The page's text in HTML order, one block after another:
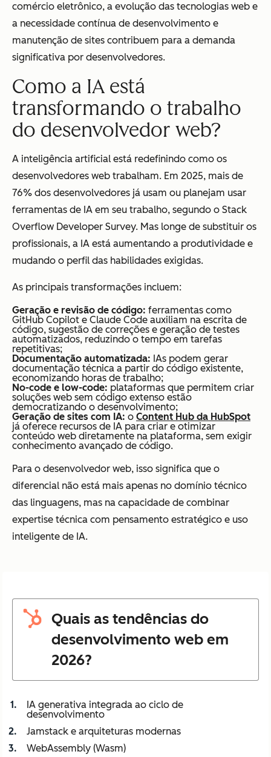
comércio eletrônico, a evolução das tecnologias web e
a necessidade contínua de desenvolvimento e
manutenção de sites contribuem para a demanda
significativa por desenvolvedores.
Como a IA está
transformando o trabalho
do desenvolvedor web?
A inteligência artificial está redefinindo como os
desenvolvedores web trabalham. Em 2025, mais de
76% dos desenvolvedores já usam ou planejam usar
ferramentas de IA em seu trabalho, segundo o Stack
Overflow Developer Survey. Mas longe de substituir os
profissionais, a IA está aumentando a produtividade e
mudando o perfil das habilidades exigidas.
As principais transformações incluem:
Geração e revisão de código: ferramentas como
GitHub Copilot e Claude Code auxiliam na escrita de
código, sugestão de correções e geração de testes
automatizados, reduzindo o tempo em tarefas
repetitivas;
Documentação automatizada: IAs podem gerar
documentação técnica a partir do código existente,
economizando horas de trabalho;
No-code e low-code: plataformas que permitem criar
soluções web sem código extenso estão
democratizando o desenvolvimento;
Geração de sites com IA: o Content Hub da HubSpot
já oferece recursos de IA para criar e otimizar
conteúdo web diretamente na plataforma, sem exigir
conhecimento avançado de código.
Para o desenvolvedor web, isso significa que o
diferencial não está mais apenas no domínio técnico
das linguagens, mas na capacidade de combinar
expertise técnica com pensamento estratégico e uso
inteligente de IA.
Quais as tendências do
desenvolvimento web em
2026?
IA generativa integrada ao ciclo de
desenvolvimento
Jamstack e arquiteturas modernas
WebAssembly (Wasm)